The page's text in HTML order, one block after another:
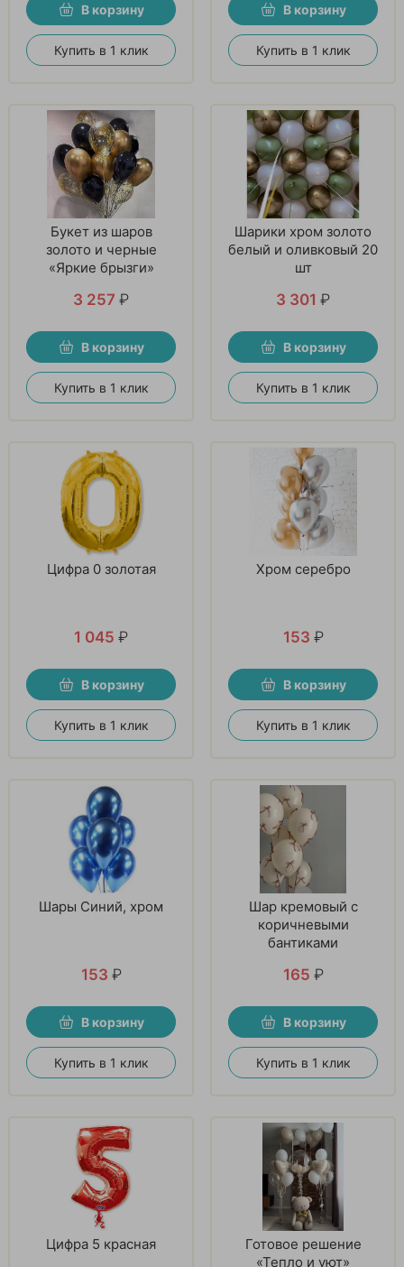
В корзину
Купить в 1 клик
В корзину
Купить в 1 клик
Букет из шаров
золото и черные
«Яркие брызги»
3 257 ₽
В корзину
Купить в 1 клик
Шарики хром золото
белый и оливковый 20
шт
3 301 ₽
В корзину
Купить в 1 клик
Цифра 0 золотая
1 045 ₽
В корзину
Купить в 1 клик
Хром серебро
153 ₽
В корзину
Купить в 1 клик
Шары Синий, хром
153 ₽
В корзину
Купить в 1 клик
Шар кремовый с
коричневыми
бантиками
165 ₽
В корзину
Купить в 1 клик
Цифра 5 красная
Готовое решение
«Тепло и уют»